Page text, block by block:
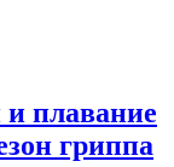
плавание
гриппа